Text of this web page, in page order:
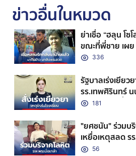
ข่าวอื่นในหมวด
ย่าเชื่อ “ฮลุน โ
ขณะที่พี่ชาย เผย
336
รัฐบาลเร่งเยียว
รร.เทพศิรินทร์
สถานศึกษาทั่วประ
181
"ยศชนัน" ร่วมบ
เหยื่อเหตุสลด
ชวน ปชช. ร่วมต่
56